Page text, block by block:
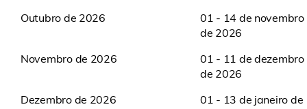
Outubro de 2026
01 - 14 de novembro
de 2026
Novembro de 2026
01 - 11 de dezembro
de 2026
Dezembro de 2026
01 - 13 de janeiro de